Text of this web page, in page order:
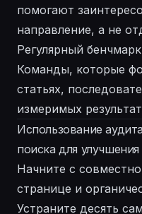
помогают
направление, а не
Регулярный
Команды, которые
статьях,
измеримых
Использование
поиска для
Начните с
странице и
Устраните десять